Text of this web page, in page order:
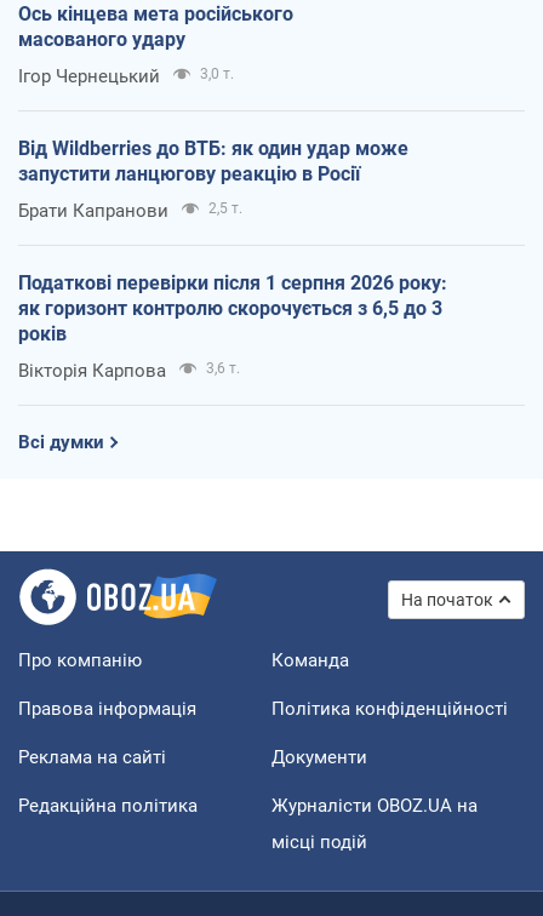
Ось кінцева мета російського
масованого удару
Ігор Чернецький 3,0 т.
Від Wildberries до ВТБ: як один удар може
запустити ланцюгову реакцію в Росії
Брати Капранови 2,5 т.
Податкові перевірки після 1 серпня 2026 року:
як горизонт контролю скорочується з 6,5 до 3
років
Вікторія Карпова 3,6 т.
Всі думки
На початок
Про компанію Команда
Правова інформація Політика конфіденційності
Реклама на сайті Документи
Редакційна політика
Журналісти OBOZ.UA на
місці подій